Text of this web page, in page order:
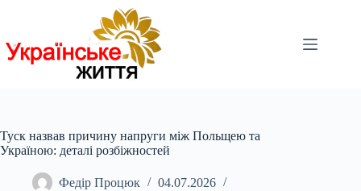
Туск назвав причину напруги між Польщею та
Україною: деталі розбіжностей
Федір Процюк
04.07.2026